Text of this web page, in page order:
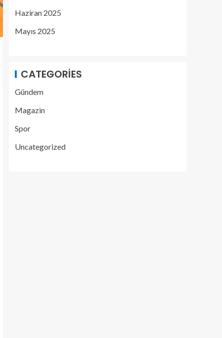
Haziran 2025
Mayıs 2025
CATEGORIES
Gündem
Magazin
Spor
Uncategorized